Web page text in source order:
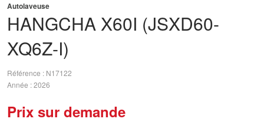
HANGCHA X60I (JSXD60-
XQ6Z-I)
Autolaveuse
Référence
N17122
Année 2026
Prix sur demande